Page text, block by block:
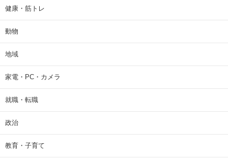
健康・筋トレ
動物
地域
家電・PC・カメラ
就職・転職
政治
教育・子育て